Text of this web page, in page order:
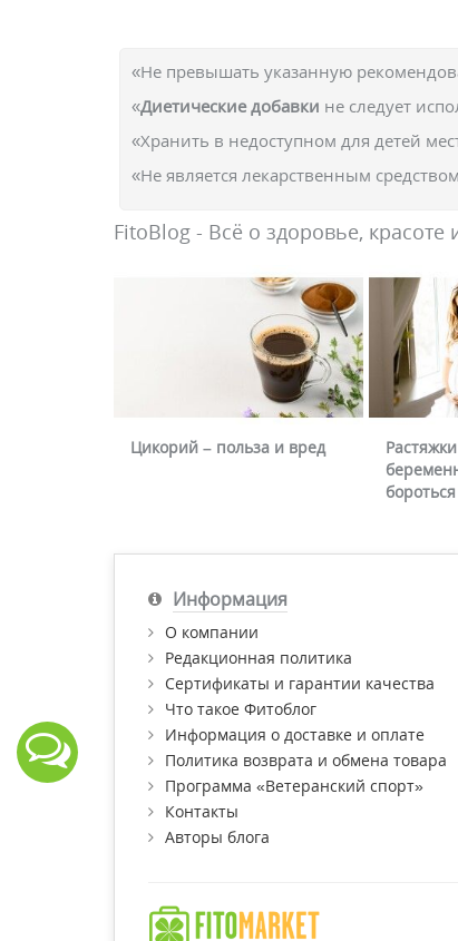
«Не превышать указанную
«Диетические добавки не следует
«Хранить в недоступном для детей
«Не является лекарственным
FitoBlog - Всё о здоровье, красоте
Цикорий – польза и вред
бороться
Информация
О компании
Редакционная политика
Сертификаты и гарантии качества
Что такое Фитоблог
Информация о доставке и оплате
Политика возврата и обмена товара
Программа «Ветеранский спорт»
Контакты
Авторы блога